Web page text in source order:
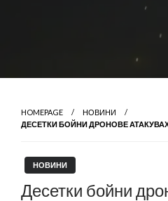
HOMEPAGE
НОВИНИ
ДЕСЕТКИ БОЙНИ ДРОНОВЕ
НОВИНИ
Десетки бойни